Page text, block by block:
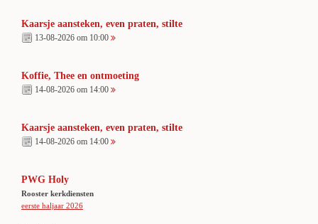
Kaarsje aansteken, even praten, stilte
13-08-2026 om 10:00
Koffie, Thee en ontmoeting
14-08-2026 om 14:00
Kaarsje aansteken, even praten, stilte
14-08-2026 om 14:00
PWG Holy
Rooster kerkdiensten
eerste haljaar 2026